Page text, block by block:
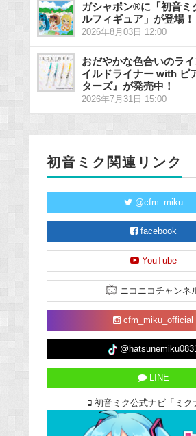
ガシャポン®に「初音ミ
ルフィギュア」が登場！
2026年8月03日 12:00
おだやかな色合いのラ
イルドライナー with ピ
ターズ』が発売中！
2026年7月31日 15:00
初音ミク関連リンク
@cfm_miku
facebook
YouTube
ニコニコチャンネ
cfm_miku_official
LINE
初音ミク公式ナビ「ミク